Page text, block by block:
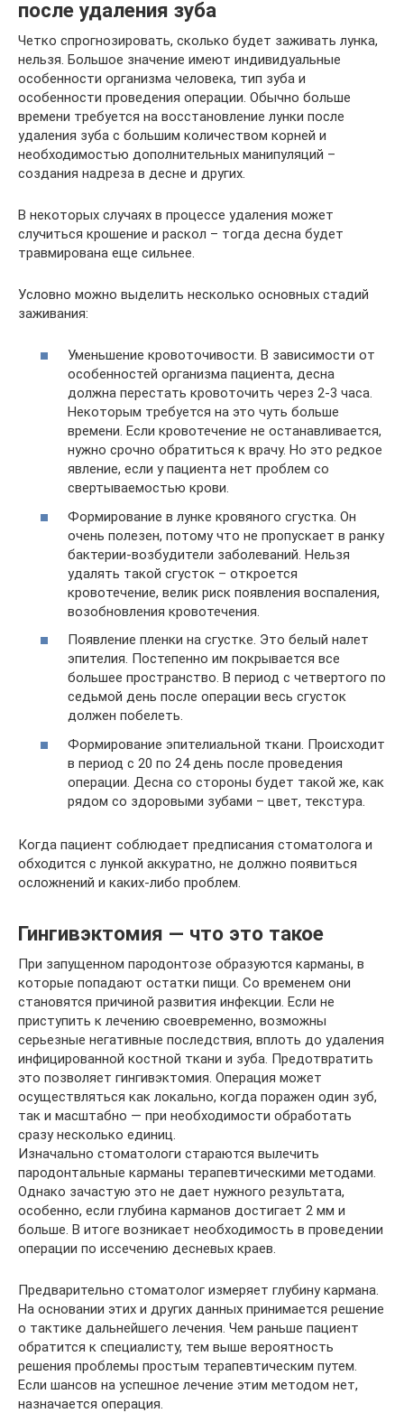
после удаления зуба
Четко спрогнозировать, сколько будет заживать лунка,
нельзя. Большое значение имеют индивидуальные
особенности организма человека, тип зуба и
особенности проведения операции. Обычно больше
времени требуется на восстановление лунки после
удаления зуба с большим количеством корней и
необходимостью дополнительных манипуляций –
создания надреза в десне и других.
В некоторых случаях в процессе удаления может
случиться крошение и раскол – тогда десна будет
травмирована еще сильнее.
Условно можно выделить несколько основных стадий
заживания:
Уменьшение кровоточивости. В зависимости от
особенностей организма пациента, десна
должна перестать кровоточить через 2-3 часа.
Некоторым требуется на это чуть больше
времени. Если кровотечение не останавливается,
нужно срочно обратиться к врачу. Но это редкое
явление, если у пациента нет проблем со
свертываемостью крови.
Формирование в лунке кровяного сгустка. Он
очень полезен, потому что не пропускает в ранку
бактерии-возбудители заболеваний. Нельзя
удалять такой сгусток – откроется
кровотечение, велик риск появления воспаления,
возобновления кровотечения.
Появление пленки на сгустке. Это белый налет
эпителия. Постепенно им покрывается все
большее пространство. В период с четвертого по
седьмой день после операции весь сгусток
должен побелеть.
Формирование эпителиальной ткани. Происходит
в период с 20 по 24 день после проведения
операции. Десна со стороны будет такой же, как
рядом со здоровыми зубами – цвет, текстура.
Когда пациент соблюдает предписания стоматолога и
обходится с лункой аккуратно, не должно появиться
осложнений и каких-либо проблем.
Гингивэктомия — что это такое
При запущенном пародонтозе образуются карманы, в
которые попадают остатки пищи. Со временем они
становятся причиной развития инфекции. Если не
приступить к лечению своевременно, возможны
серьезные негативные последствия, вплоть до удаления
инфицированной костной ткани и зуба. Предотвратить
это позволяет гингивэктомия. Операция может
осуществляться как локально, когда поражен один зуб,
так и масштабно — при необходимости обработать
сразу несколько единиц.
Изначально стоматологи стараются вылечить
пародонтальные карманы терапевтическими методами.
Однако зачастую это не дает нужного результата,
особенно, если глубина карманов достигает 2 мм и
больше. В итоге возникает необходимость в проведении
операции по иссечению десневых краев.
Предварительно стоматолог измеряет глубину кармана.
На основании этих и других данных принимается решение
о тактике дальнейшего лечения. Чем раньше пациент
обратится к специалисту, тем выше вероятность
решения проблемы простым терапевтическим путем.
Если шансов на успешное лечение этим методом нет,
назначается операция.